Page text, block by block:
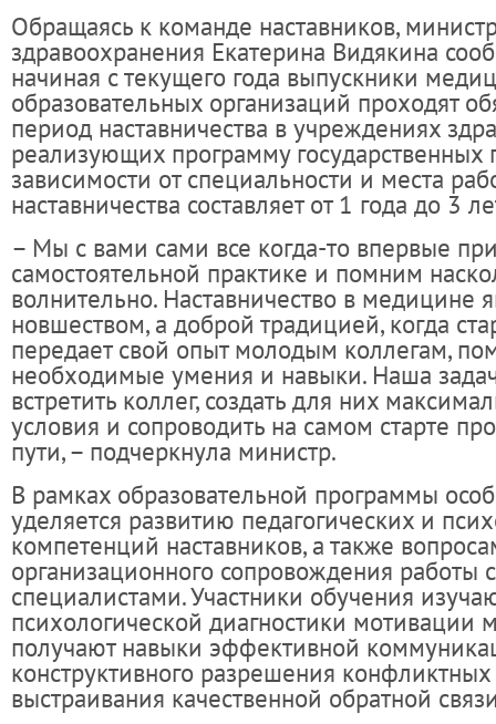
Обращаясь к команде наставников,
здравоохранения Екатерина Видякина
начиная с текущего года выпускники
образовательных организаций проходят
период наставничества в учреждениях
реализующих программу государственных
зависимости от специальности и места
наставничества составляет от 1 года до 3
– Мы с вами сами все когда-то впервые
самостоятельной практике и помним
волнительно. Наставничество в медицине
новшеством, а доброй традицией, когда
передает свой опыт молодым коллегам,
необходимые умения и навыки. Наша
встретить коллег, создать для них
условия и сопроводить на самом старте
пути, – подчеркнула министр.
В рамках образовательной программы
уделяется развитию педагогических и
компетенций наставников, а также
организационного сопровождения
специалистами. Участники обучения
психологической диагностики мотивации
получают навыки эффективной
конструктивного разрешения
выстраивания качественной обратной